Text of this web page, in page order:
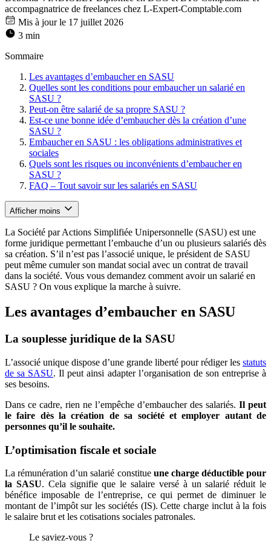
accompagnatrice de freelances chez L-Expert-Comptable.com
Mis à jour le 17 juillet 2026
3 min
Sommaire
Les avantages d’embaucher en SASU
Quelles sont les conditions pour embaucher un salarié en
SASU ?
Peut-on être salarié de sa propre SASU ?
Est-ce une bonne idée d’embaucher dès la création d’une
SASU ?
Embaucher en SASU : les obligations administratives et
sociales
Quels sont les risques ou inconvénients d’embaucher en
SASU ?
FAQ – Tout savoir sur les salariés en SASU
Afficher moins
La Société par Actions Simplifiée Unipersonnelle (SASU) est une
forme juridique permettant l’embauche d’un ou plusieurs salariés dès
sa création. S’il n’est pas l’associé unique, le président de SASU
peut même cumuler son mandat social avec un contrat de travail
dans la société. Vous vous demandez comment avoir un salarié en
SASU ? On vous explique la marche à suivre.
Les avantages d’embaucher en SASU
La souplesse juridique de la SASU
L’associé unique dispose d’une grande liberté pour rédiger les statuts
de sa SASU. Il peut ainsi adapter l’organisation de son entreprise à
ses besoins.
Dans ce cadre, rien ne l’empêche d’embaucher des salariés. Il peut
le faire dès la création de sa société et employer autant de
personnes qu’il le souhaite.
L’optimisation fiscale et sociale
La rémunération d’un salarié constitue une charge déductible pour
la SASU. Cela signifie que le salaire versé à un salarié réduit le
bénéfice imposable de l’entreprise, ce qui permet de diminuer le
montant de l’impôt sur les sociétés (IS). Cette charge inclut à la fois
le salaire brut et les cotisations sociales patronales.
Le saviez-vous ?